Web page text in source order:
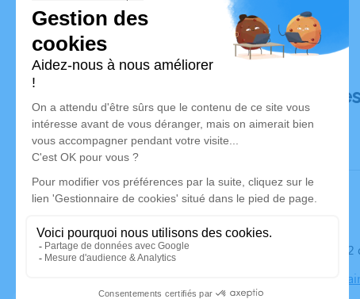
Déroulé
Le mardi
Église de